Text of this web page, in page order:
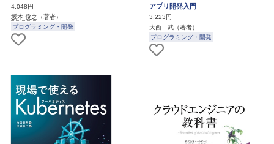
4,048円
坂本 俊之 （著者）
プログラミング・開発
アプリ開発入門
3,223円
大西 武 （著者）
プログラミング・開発